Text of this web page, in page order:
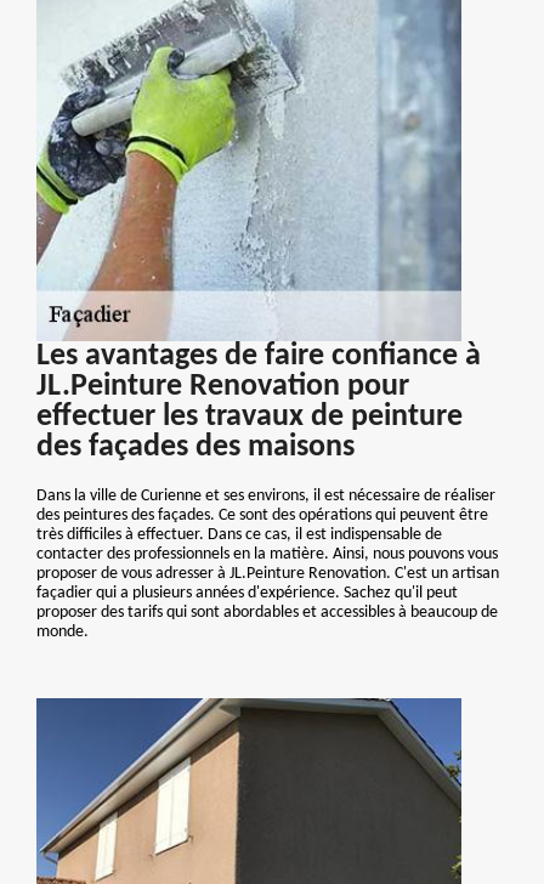
Les avantages de faire confiance à
JL.Peinture Renovation pour
effectuer les travaux de peinture
des façades des maisons
Dans la ville de Curienne et ses environs, il est nécessaire de réaliser
des peintures des façades. Ce sont des opérations qui peuvent être
très difficiles à effectuer. Dans ce cas, il est indispensable de
contacter des professionnels en la matière. Ainsi, nous pouvons vous
proposer de vous adresser à JL.Peinture Renovation. C'est un artisan
façadier qui a plusieurs années d'expérience. Sachez qu'il peut
proposer des tarifs qui sont abordables et accessibles à beaucoup de
monde.